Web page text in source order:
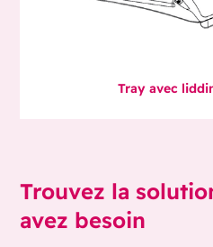
Tray avec
Trouvez la
avez besoin